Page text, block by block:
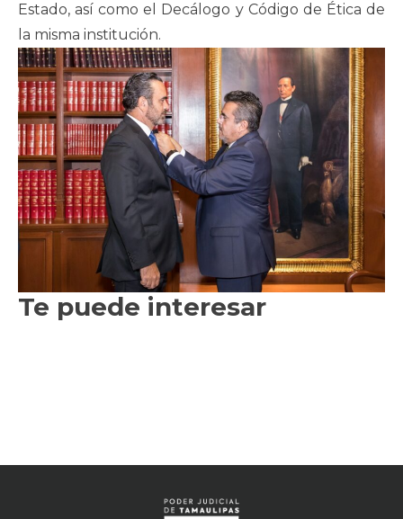
Estado, así como el Decálogo y Código de Ética de
la misma institución.
Te puede interesar